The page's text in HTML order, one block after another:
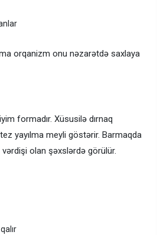
orqanizm onu nəzarətdə saxlaya
formadır. Xüsusilə dırnaq
yayılma meyli göstərir. Barmaqda
olan şəxslərdə görülür.